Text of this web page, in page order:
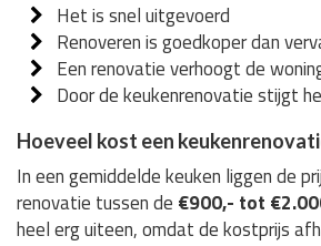
Het is snel uitgevoerd
Renoveren is goedkoper dan
Een renovatie verhoogt de
Door de keukenrenovatie stijgt
Hoeveel kost een
In een gemiddelde keuken liggen de
renovatie tussen de €900,- tot
heel erg uiteen, omdat de kostprijs